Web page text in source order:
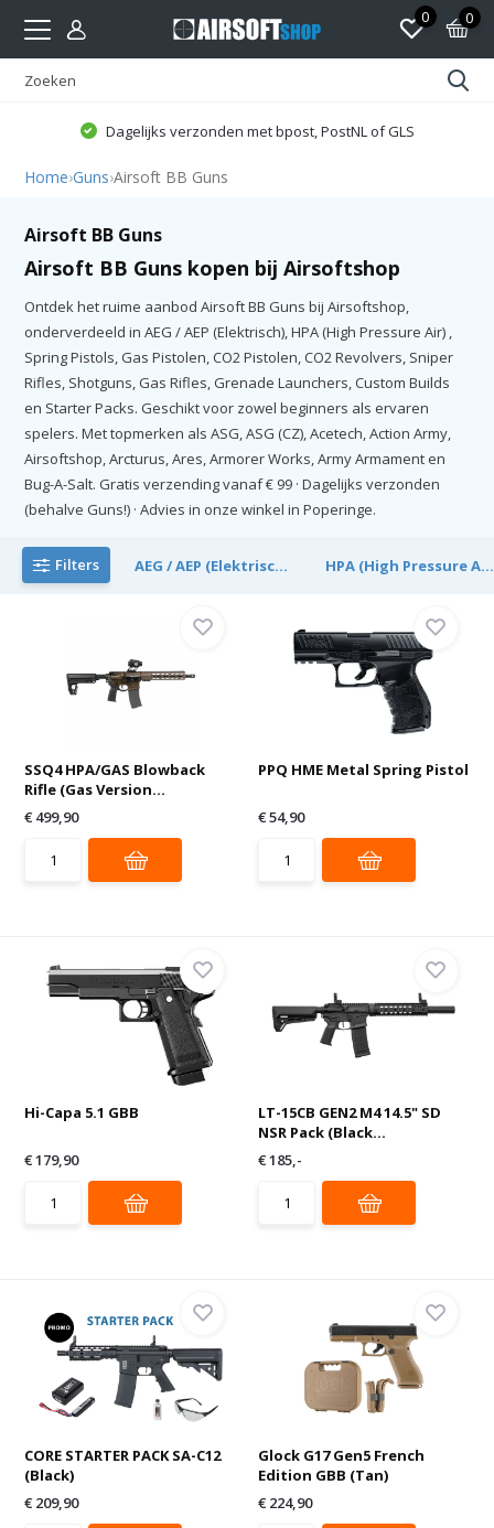
0 0
Dagelijks verzonden met bpost, PostNL of GLS
Home›Guns›Airsoft BB Guns
Airsoft BB Guns
Airsoft BB Guns kopen bij Airsoftshop
Ontdek het ruime aanbod Airsoft BB Guns bij Airsoftshop,
onderverdeeld in AEG / AEP (Elektrisch), HPA (High Pressure Air) ,
Spring Pistols, Gas Pistolen, CO2 Pistolen, CO2 Revolvers, Sniper
Rifles, Shotguns, Gas Rifles, Grenade Launchers, Custom Builds
en Starter Packs. Geschikt voor zowel beginners als ervaren
spelers. Met topmerken als ASG, ASG (CZ), Acetech, Action Army,
Airsoftshop, Arcturus, Ares, Armorer Works, Army Armament en
Bug-A-Salt. Gratis verzending vanaf € 99 · Dagelijks verzonden
(behalve Guns!) · Advies in onze winkel in Poperinge.
Filters AEG / AEP (Elektrisc... HPA (High Pressure A...
SSQ4 HPA/GAS Blowback
Rifle (Gas Version...
€ 499,90
PPQ HME Metal Spring Pistol
€ 54,90
Hi-Capa 5.1 GBB
€ 179,90
LT-15CB GEN2 M4 14.5" SD
NSR Pack (Black...
€ 185,-
CORE STARTER PACK SA-C12
(Black)
€ 209,90
Glock G17 Gen5 French
Edition GBB (Tan)
€ 224,90